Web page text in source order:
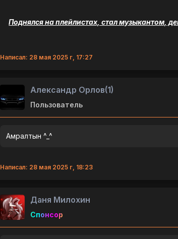
Поднялся на плейлистах, стал музыкантом,
Написал: 28 мая 2025 г, 17:27
Александр Орлов(1)
Пользователь
Амралтын ^_^
Написал: 28 мая 2025 г, 18:23
Даня Милохин
Спонсор